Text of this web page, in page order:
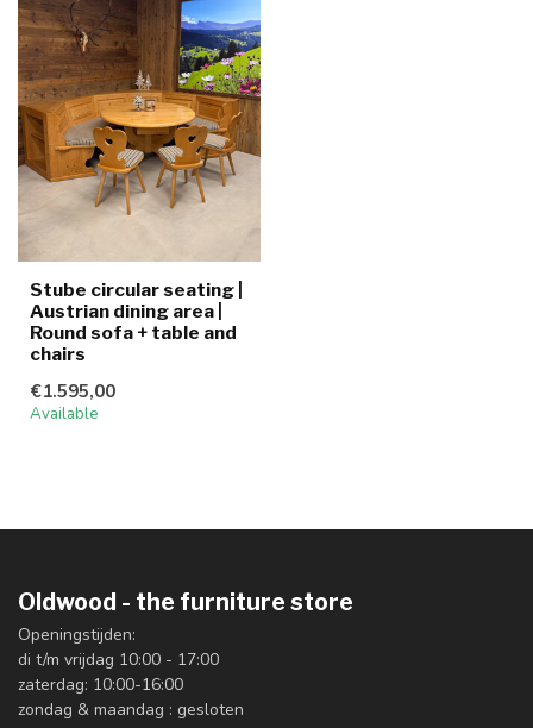
Stube circular seating |
Austrian dining area |
Round sofa + table and
chairs
€1.595,00
Available
Oldwood - the furniture store
Openingstijden:
di t/m vrijdag 10:00 - 17:00
zaterdag: 10:00-16:00
zondag & maandag : gesloten